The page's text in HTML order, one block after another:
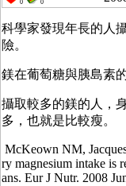
0 0
科學家發現年長的人
險。
鎂在葡萄糖與胰島素
攝取較多的鎂的人，
多，也就是比較瘦。
McKeown NM,
ry magnesium intake is
ans. Eur J Nutr. 2008